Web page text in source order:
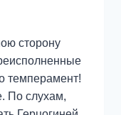
сторону
темперамент!
По слухам,